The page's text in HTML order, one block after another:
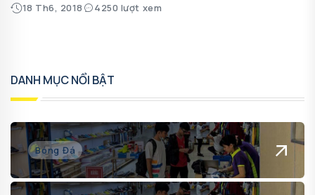
18 Th6, 2018 4250 lượt xem
DANH MỤC NỔI BẬT
Bóng Đá